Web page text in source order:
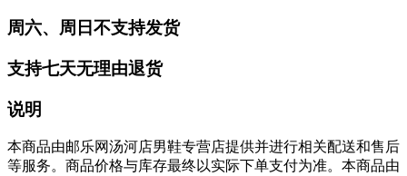
周六、周日不支持发货
支持七天无理由退货
说明
本商品由邮乐网汤河店男鞋专营店提供并进行相关配送和售后
等服务。商品价格与库存最终以实际下单支付为准。本商品由